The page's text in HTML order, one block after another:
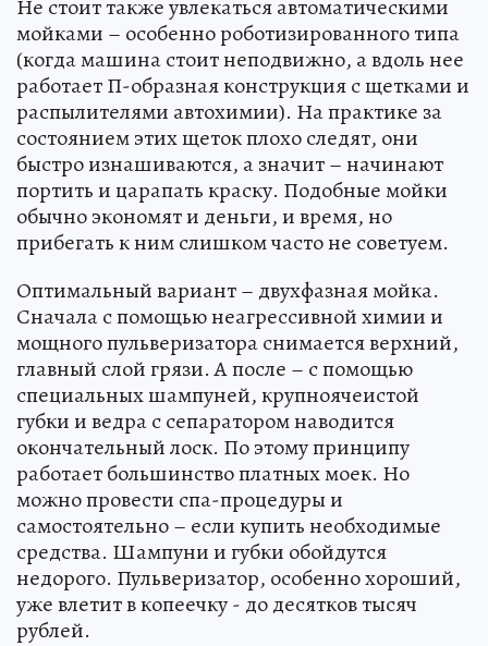
Не стоит также увлекаться автоматическими
мойками – особенно роботизированного типа
(когда машина стоит неподвижно, а вдоль нее
работает П-образная конструкция с щетками и
распылителями автохимии). На практике за
состоянием этих щеток плохо следят, они
быстро изнашиваются, а значит – начинают
портить и царапать краску. Подобные мойки
обычно экономят и деньги, и время, но
прибегать к ним слишком часто не советуем.
Оптимальный вариант – двухфазная мойка.
Сначала с помощью неагрессивной химии и
мощного пульверизатора снимается верхний,
главный слой грязи. А после – с помощью
специальных шампуней, крупноячеистой
губки и ведра с сепаратором наводится
окончательный лоск. По этому принципу
работает большинство платных моек. Но
можно провести спа-процедуры и
самостоятельно – если купить необходимые
средства. Шампуни и губки обойдутся
недорого. Пульверизатор, особенно хороший,
уже влетит в копеечку - до десятков тысяч
рублей.